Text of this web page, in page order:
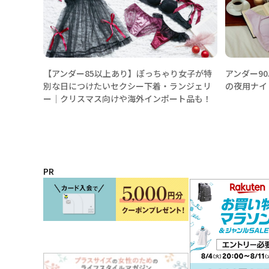
【アンダー85以上あり】ぽっちゃり女子が特
別な日につけたいセクシー下着・ランジェリ
ー│クリスマス向けや海外インポート品も！
アンダー
の夜用ナ
PR